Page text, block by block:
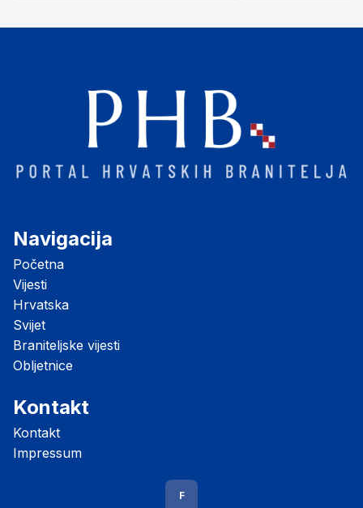
Navigacija
Početna
Vijesti
Hrvatska
Svijet
Braniteljske vijesti
Obljetnice
Kontakt
Kontakt
Impressum
F